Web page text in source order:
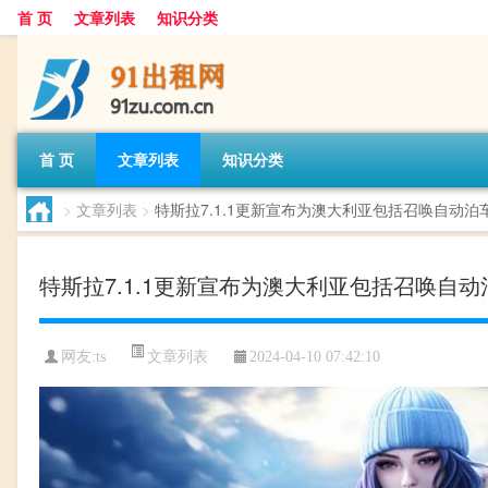
首 页 文章列表 知识分类
首 页 文章列表 知识分类
> 文章列表 > 特斯拉7.1.1更新宣布为澳大利亚包括召唤自动泊
特斯拉7.1.1更新宣布为澳大利亚包括召唤自动
网友:ts 文章列表 2024-04-10 07:42:10